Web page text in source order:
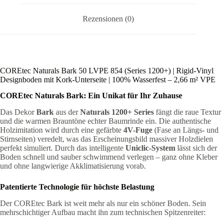
Rezensionen (0)
COREtec Naturals Bark 50 LVPE 854 (Series 1200+) | Rigid-Vinyl
Designboden mit Kork-Unterseite | 100% Wasserfest – 2,66 m² VPE
COREtec Naturals Bark: Ein Unikat für Ihr Zuhause
Das DekorBark aus derNaturals 1200+ Series fängt die raue Textur
und die warmen Brauntöne echter Baumrinde ein. Die authentische
Holzimitation wird durch eine gefärbte 4V-Fuge (Fase an Längs- und
Stirnseiten) veredelt, was das Erscheinungsbild massiver Holzdielen
perfekt simuliert. Durch das intelligente Uniclic-System lässt sich der
Boden schnell und sauber schwimmend verlegen – ganz ohne Kleber
und ohne langwierige Akklimatisierung vorab.
Patentierte Technologie für höchste Belastung
Der COREtec Bark ist weit mehr als nur ein schöner Boden. Sein
mehrschichtiger Aufbau macht ihn zum technischen Spitzenreiter: